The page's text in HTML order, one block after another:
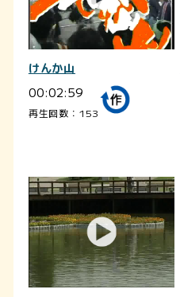
けんか山
00:02:59
再生回数：153